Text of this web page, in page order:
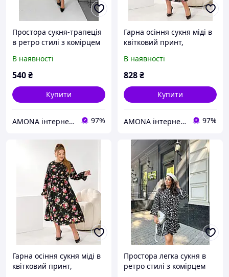
Простора сукня-трапеція
в ретро стилі з комірцем
подолу, норма і батал
великі розміри
В наявності
540₴
Купити
AMONA інтернет-магазин модного одягу 97%
Гарна осіння сукня міді в
квітковий принт,
подолом та пояском,
ретро стиль, батал великі
В наявності
828₴
Купити
AMONA інтернет-магазин модного одягу 97%
Гарна осіння сукня міді в
квітковий принт,
Простора легка сукня в
ретро стилі з комірцем